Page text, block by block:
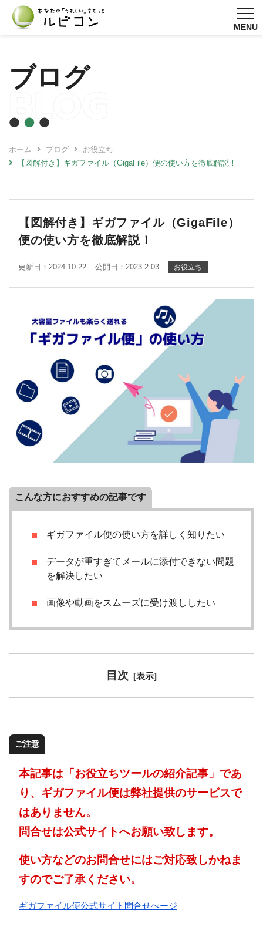
MENU
ブログ
BLOG
ホーム ブログ
お役立ち
【図解付き】ギガファイル（GigaFile）便の使い方を徹底解説！
【図解付き】ギガファイル（GigaFile）
便の使い方を徹底解説！
更新日：2024.10.22 公開日：2023.2.03 お役立ち
こんな方におすすめの記事です
ギガファイル便の使い方を詳しく知りたい
データが重すぎてメールに添付できない問題
を解決したい
画像や動画をスムーズに受け渡ししたい
目次 [表示]
ご注意
本記事は「お役立ちツールの紹介記事」であ
り、ギガファイル便は弊社提供のサービスで
はありません。
問合せは公式サイトへお願い致します。
使い方などのお問合せにはご対応致しかねま
すのでご了承ください。
ギガファイル便公式サイト問合せぺージ